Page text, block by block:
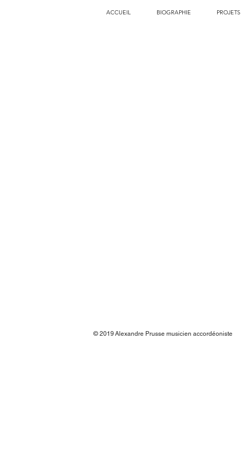
ACCUEIL BIOGRAPHIE PROJETS
© 2019Alexandre Prusse musicien accordéoniste